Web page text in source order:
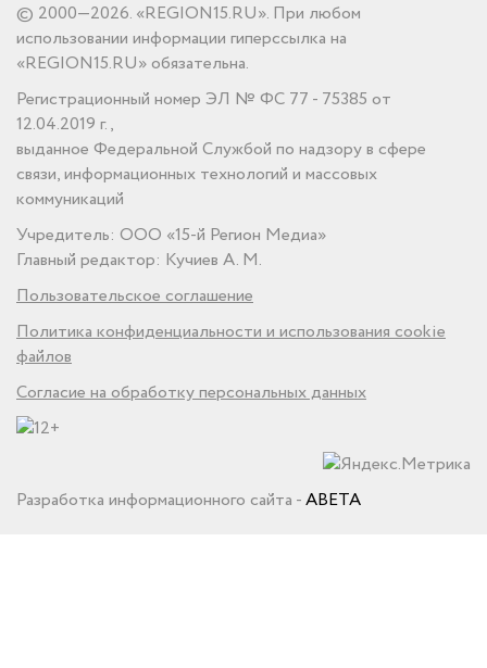
© 2000—2026. «REGION15.RU». При любом
использовании информации гиперссылка на
«REGION15.RU» обязательна.
Регистрационный номер ЭЛ № ФС 77 - 75385 от
12.04.2019 г.,
выданное Федеральной Службой по надзору в сфере
связи, информационных технологий и массовых
коммуникаций
Учредитель: ООО «15-й Регион Медиа»
Главный редактор: Кучиев А. М.
Пользовательское соглашение
Политика конфиденциальности и использования cookie
файлов
Согласие на обработку персональных данных
Разработка информационного сайта -ABETA